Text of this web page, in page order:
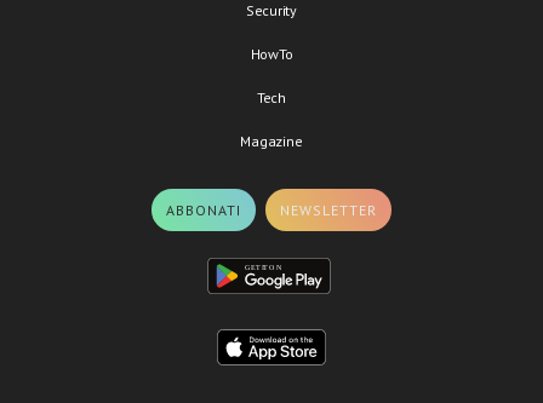
Security
HowTo
Tech
Magazine
ABBONATI NEWSLETTER